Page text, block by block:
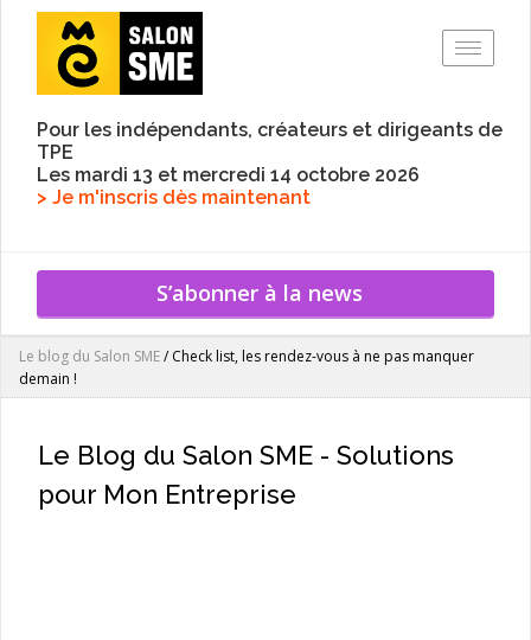
Pour les indépendants, créateurs et dirigeants de
TPE
Les mardi 13 et mercredi 14 octobre 2026
> Je m'inscris dès maintenant
S’abonner à la news
Le blog du Salon SME/Check list, les rendez-vous à ne pas manquer
demain !
Le Blog du Salon SME - Solutions
pour Mon Entreprise